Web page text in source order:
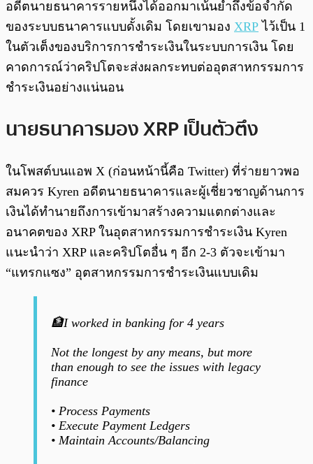
อดีตนายธนาคารรายหนึ่งได้ออกมาเน้นย้ำถึงข้อจำกัด
ของระบบธนาคารแบบดั้งเดิม โดยเขามอง XRP ไว้เป็น 1
ในตัวเต็งของบริการการชำระเงินในระบบการเงิน โดย
คาดการณ์ว่าคริปโตจะส่งผลกระทบต่ออุตสาหกรรมการ
ชำระเงินอย่างแน่นอน
นายธนาคารมอง XRP เป็นตัวตึง
ในโพสต์บนแอพ X (ก่อนหน้านี้คือ Twitter) ที่ร่ายยาวพอ
สมควร Kyren อดีตนายธนาคารและผู้เชี่ยวชาญด้านการ
เงินได้ทำนายถึงการเข้ามาสร้างความแตกต่างและ
อนาคตของ XRP ในอุตสาหกรรมการชำระเงิน Kyren
แนะนำว่า XRP และคริปโตอื่น ๆ อีก 2-3 ตัวจะเข้ามา
“แทรกแซง” อุตสาหกรรมการชำระเงินแบบเดิม
🏦I worked in banking for 4 years
Not the longest by any means, but more
than enough to see the issues with legacy
finance
• Process Payments
• Execute Payment Ledgers
• Maintain Accounts/Balancing